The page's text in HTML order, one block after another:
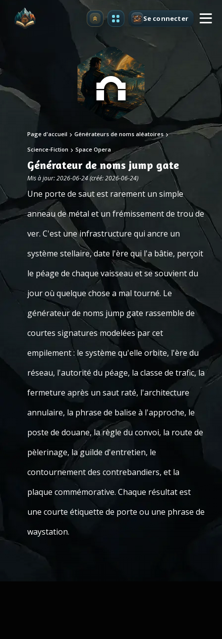
Premium Se connecter
Page d'accueil Générateurs de noms aléatoires
Science-Fiction Space Opera
Générateur de noms jump gate
Mis à jour: 2026-06-24 (créé: 2026-06-24)
Une porte de saut est rarement un simple
anneau de métal et un frémissement de trou de
ver. C'est une infrastructure qui ancre un
système stellaire, date l'ère qui l'a bâtie, perçoit
le péage de chaque vaisseau et se souvient du
jour où quelque chose a mal tourné. Le
générateur de noms jump gate rassemble de
courtes signatures modelées par cet
empilement : le système qu'elle orbite, l'ère du
réseau, l'autorité du péage, la classe de trafic, la
fermeture après un saut raté, l'architecture
annulaire, la phrase de balise à l'approche, le
poste de douane, la règle du convoi, la route de
pèlerinage, la guilde d'entretien, le
contournement des contrebandiers, et la
plaque commémorative. Chaque résultat est
une courte étiquette de porte ou une phrase de
waystation.